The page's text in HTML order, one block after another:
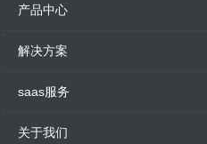
产品中心
解决方案
saas服务
关于我们